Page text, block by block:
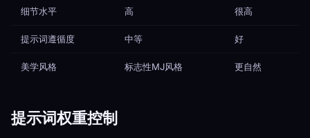
细节水平 高 很高
提示词遵循度 中等 好
美学风格 标志性MJ风格 更自然
提示词权重控制